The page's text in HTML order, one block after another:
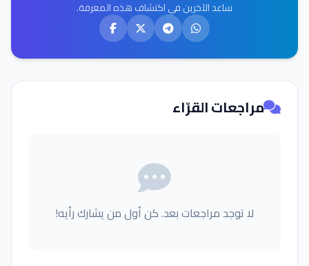
ساعد الآخرين في اكتشاف هذه المعرفة.
مراجعات القرّاء
لا توجد مراجعات بعد. كن أول من يشارك رأيه!